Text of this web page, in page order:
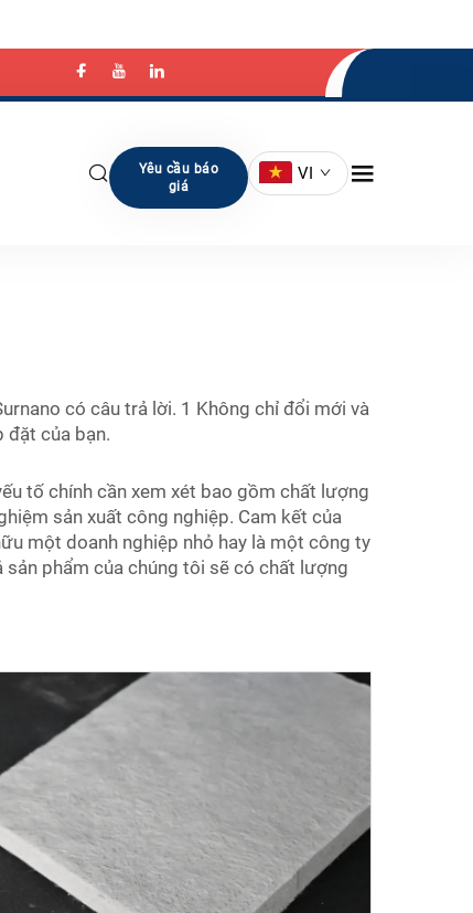
Yêu cầu báo
giá
VI
có câu trả lời. 1 Không chỉ đổi mới và
đặt của bạn.
tố chính cần xem xét bao gồm chất lượng
sản xuất công nghiệp. Cam kết của
một doanh nghiệp nhỏ hay là một công ty
sản phẩm của chúng tôi sẽ có chất lượng